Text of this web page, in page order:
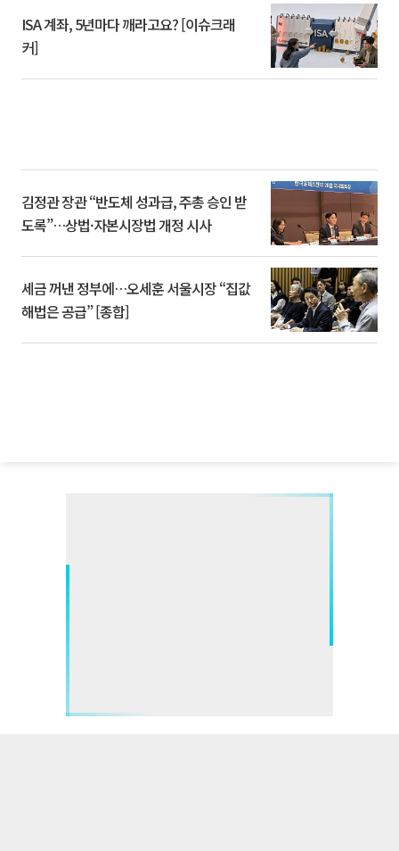
ISA 계좌, 5년마다 깨라고요? [이슈크래
커]
김정관 장관 “반도체 성과급, 주총 승인 받
도록”…상법·자본시장법 개정 시사
세금 꺼낸 정부에…오세훈 서울시장 “집값
해법은 공급” [종합]